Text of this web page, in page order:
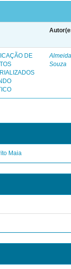
DE
Souza
Maia